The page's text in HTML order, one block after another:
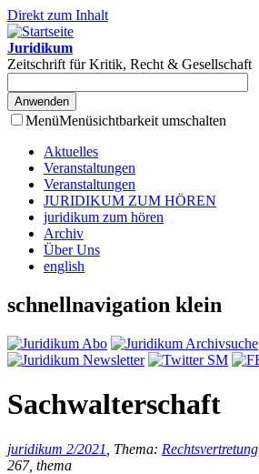
Direkt zum Inhalt
Juridikum
Zeitschrift für Kritik, Recht & Gesellschaft
MenüMenüsichtbarkeit umschalten
Aktuelles
Veranstaltungen
Veranstaltungen
JURIDIKUM ZUM HÖREN
juridikum zum hören
Archiv
Über Uns
english
schnellnavigation klein
Sachwalterschaft
juridikum 2/2021 , Thema: Rechtsvertretung
267, thema